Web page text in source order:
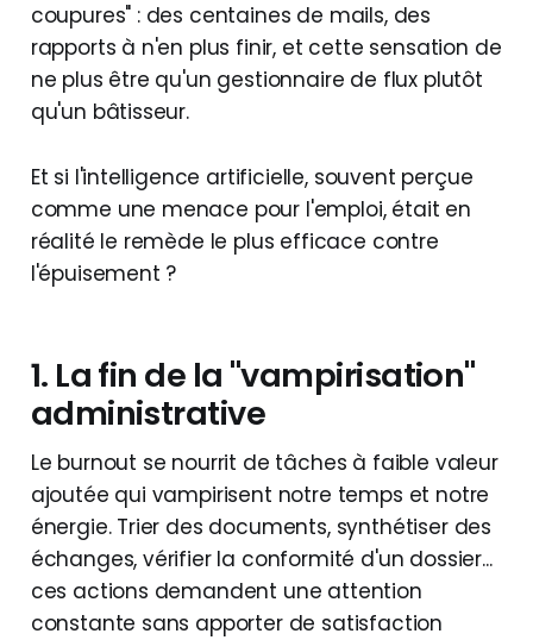
coupures" : des centaines de mails, des
rapports à n'en plus finir, et cette sensation de
ne plus être qu'un gestionnaire de flux plutôt
qu'un bâtisseur.
Et si l'intelligence artificielle, souvent perçue
comme une menace pour l'emploi, était en
réalité le remède le plus efficace contre
l'épuisement ?
1. La fin de la "vampirisation"
administrative
Le burnout se nourrit de tâches à faible valeur
ajoutée qui vampirisent notre temps et notre
énergie. Trier des documents, synthétiser des
échanges, vérifier la conformité d'un dossier...
ces actions demandent une attention
constante sans apporter de satisfaction